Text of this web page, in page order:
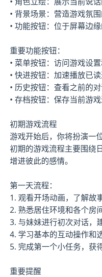
• 背景场景：营造游戏氛
• 功能按钮：位于屏幕边
重要功能按钮：
• 菜单按钮：访问游戏设
• 快进按钮：加速播放已
• 历史按钮：查看之前的
• 存档按钮：保存当前游
初期游戏流程
游戏开始后，你将扮演一
初期的游戏流程主要围绕
增进彼此的感情。
第一天流程：
1. 观看开场动画，了解故
2. 熟悉居住环境和各个房
3. 与妹妹进行初次对话，
4. 学习基本的互动操作和
5. 完成第一个小任务，获
重要提醒